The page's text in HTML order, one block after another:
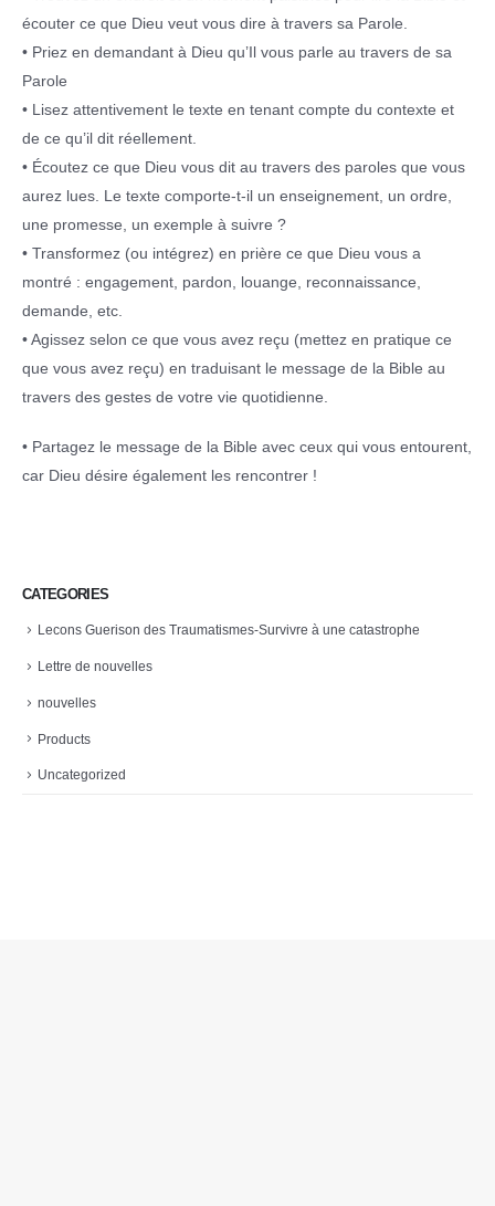
écouter ce que Dieu veut vous dire à travers sa Parole.
• Priez en demandant à Dieu qu’Il vous parle au travers de sa
Parole
• Lisez attentivement le texte en tenant compte du contexte et
de ce qu’il dit réellement.
• Écoutez ce que Dieu vous dit au travers des paroles que vous
aurez lues. Le texte comporte-t-il un enseignement, un ordre,
une promesse, un exemple à suivre ?
• Transformez (ou intégrez) en prière ce que Dieu vous a
montré : engagement, pardon, louange, reconnaissance,
demande, etc.
• Agissez selon ce que vous avez reçu (mettez en pratique ce
que vous avez reçu) en traduisant le message de la Bible au
travers des gestes de votre vie quotidienne.
• Partagez le message de la Bible avec ceux qui vous entourent,
car Dieu désire également les rencontrer !
CATEGORIES
Lecons Guerison des Traumatismes-Survivre à une catastrophe
Lettre de nouvelles
nouvelles
Products
Uncategorized